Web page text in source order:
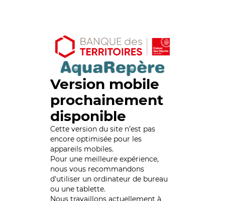
Version mobile
prochainement
disponible
Cette version du site n’est pas
encore optimisée pour les
appareils mobiles.
Pour une meilleure expérience,
nous vous recommandons
d'utiliser un ordinateur de bureau
ou une tablette.
Nous travaillons actuellement à